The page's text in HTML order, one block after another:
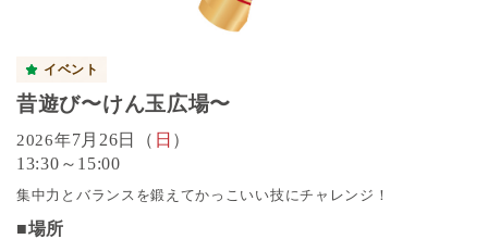
イベント
昔遊び〜けん玉広場〜
2026年7月26日（ 日 ）
13:30～15:00
集中力とバランスを鍛えてかっこいい技にチャレンジ！
■場所